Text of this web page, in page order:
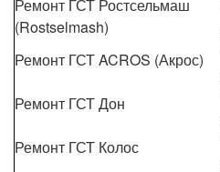
Ремонт ГСТ Ростсельмаш
(Rostselmash)
Ремонт ГСТ ACROS (Акрос)
Ремонт ГСТ Дон
Ремонт ГСТ Колос